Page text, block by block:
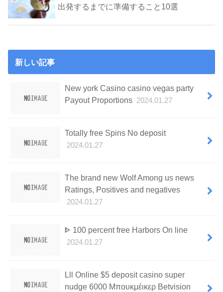
出発するまでに準備すること10選
新しい記事
New york Casino casino vegas party
Payout Proportions 2024.01.27
Totally free Spins No deposit
2024.01.27
The brand new Wolf Among us news
Ratings, Positives and negatives
2024.01.27
ᐈ 100 percent free Harbors On line
2024.01.27
Lll Online $5 deposit casino super
nudge 6000 Μπουκμέικερ Betvision